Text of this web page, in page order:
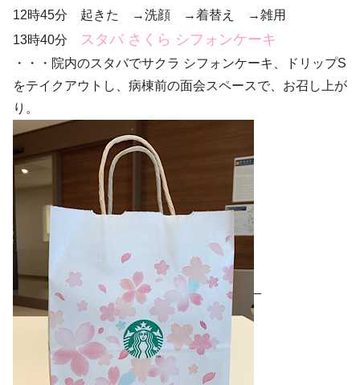
12時45分 起きた →洗顔 →着替え →雑用
13時40分
スタバ さくら シフォンケーキ
・・・院内のスタバでサクラ シフォンケーキ、ドリップS
をテイクアウトし、病棟前の面会スペースで、お召し上が
り。